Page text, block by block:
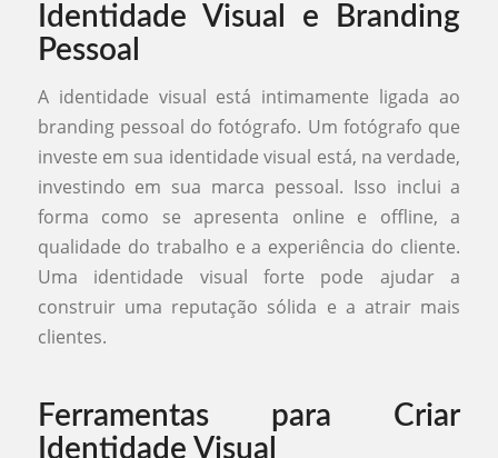
Identidade Visual e Branding
Pessoal
A identidade visual está intimamente ligada ao
branding pessoal do fotógrafo. Um fotógrafo que
investe em sua identidade visual está, na verdade,
investindo em sua marca pessoal. Isso inclui a
forma como se apresenta online e offline, a
qualidade do trabalho e a experiência do cliente.
Uma identidade visual forte pode ajudar a
construir uma reputação sólida e a atrair mais
clientes.
Ferramentas para Criar
Identidade Visual